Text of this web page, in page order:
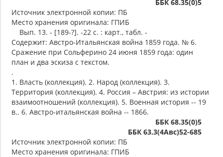
ББК 68.35(0)5
Источник электронной копии: ПБ
Место хранения оригинала: ГПИБ
Вып. 13. - [189-?]. -22 с. : карт., табл. -
Содержит: Австро-Итальянская война 1859 года. № 6.
Сражение при Сольферино 24 июня 1859 года: один
план и два эскиза с текстом.
.
1. Власть (коллекция). 2. Народ (коллекция). 3.
Территория (коллекция). 4. Россия – Австрия: из истории
взаимоотношений (коллекция). 5. Военная история -- 19
в.. 6. Австро-итальянская война -- 1866.
ББК 68.35(0)5
ББК 63.3(4Авс)52-685
Источник электронной копии: ПБ
Место хранения оригинала: ГПИБ